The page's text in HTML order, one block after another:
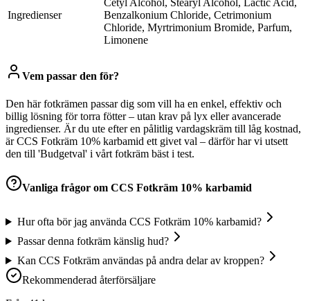
Ingredienser
Cetyl Alcohol, Stearyl Alcohol, Lactic Acid,
Benzalkonium Chloride, Cetrimonium
Chloride, Myrtrimonium Bromide, Parfum,
Limonene
Vem passar den för?
Den här fotkrämen passar dig som vill ha en enkel, effektiv och
billig lösning för torra fötter – utan krav på lyx eller avancerade
ingredienser. Är du ute efter en pålitlig vardagskräm till låg kostnad,
är CCS Fotkräm 10% karbamid ett givet val – därför har vi utsett
den till 'Budgetval' i vårt fotkräm bäst i test.
Vanliga frågor om CCS Fotkräm 10% karbamid
Hur ofta bör jag använda CCS Fotkräm 10% karbamid?
Passar denna fotkräm känslig hud?
Kan CCS Fotkräm användas på andra delar av kroppen?
Rekommenderad återförsäljare